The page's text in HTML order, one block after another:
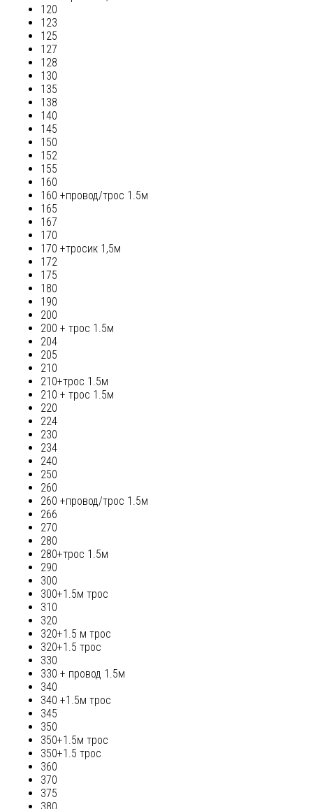
120
123
125
127
128
130
135
138
140
145
150
152
155
160
160 +провод/трос 1.5м
165
167
170
170 +тросик 1,5м
172
175
180
190
200
200 + трос 1.5м
204
205
210
210+трос 1.5м
210 + трос 1.5м
220
224
230
234
240
250
260
260 +провод/трос 1.5м
266
270
280
280+трос 1.5м
290
300
300+1.5м трос
310
320
320+1.5 м трос
320+1.5 трос
330
330 + провод 1.5м
340
340 +1.5м трос
345
350
350+1.5м трос
350+1.5 трос
360
370
375